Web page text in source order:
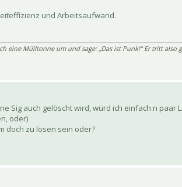
und Arbeitsaufwand.
eine Mülltonne um und sage: „Das ist Punk!“ Er tritt
Sig auch gelöscht wird, würd ich einfach n
oder)
doch zu lösen sein oder?